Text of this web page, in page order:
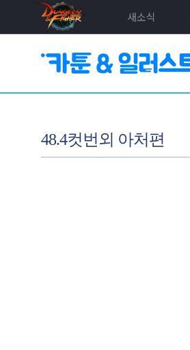
새소식
48.4컷번외 아처편